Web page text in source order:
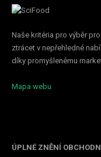
Naše kritéria pro výběr
ztrácet v nepřehledné
díky promyšlenému
Mapa webu
ÚPLNÉ ZNĚNÍ